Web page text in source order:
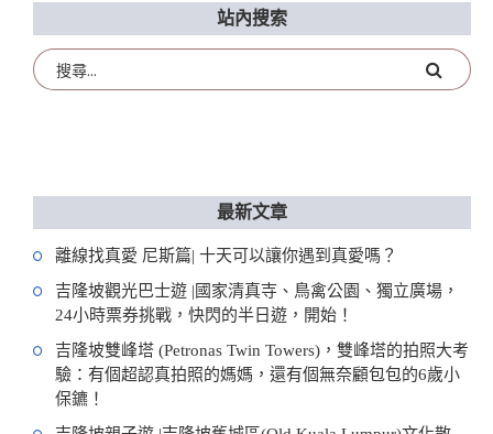
站內搜索
最新文章
離線找真愛 尼斯篇| 十天可以讓你遇到真愛嗎？
吉隆坡觀光巴士遊 |國家清真寺、鳥禽公園、獨立廣場，
24小時票券挑戰，快閃的半日遊，開始！
吉隆坡雙峰塔 (Petronas Twin Towers)，雙峰塔的拍照大考
驗：有個超認真拍照的媽媽，還有個無奈顧包包的6歲小
保鑣！